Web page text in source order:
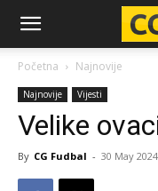
CG-
Fudbal
Početna Najnovije
Najnovije Vijesti
Velike
By CG Fudbal - 30 May